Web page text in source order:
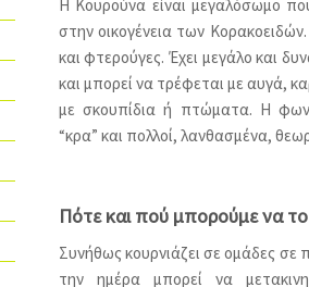
Η Κουρούνα είναι μεγαλόσωμο
στην οικογένεια των
και φτερούγες. Έχει μεγάλο και
και μπορεί να τρέφεται με αυγά,
με σκουπίδια ή πτώματα. Η
“κρα” και πολλοί, λανθασμένα,
Πότε και πού μπορούμε να
Συνήθως κουρνιάζει σε ομάδες σε
την ημέρα μπορεί να